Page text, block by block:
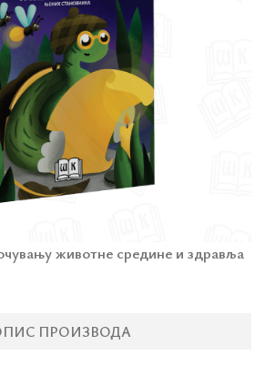
животне средине и здравља
ПРОИЗВОДА